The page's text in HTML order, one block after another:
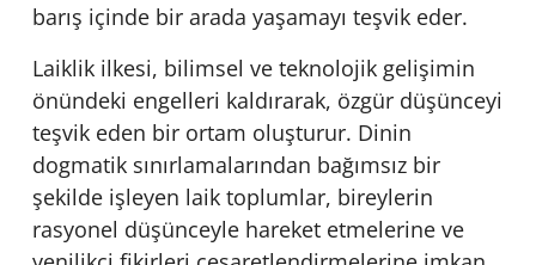
barış içinde bir arada yaşamayı teşvik eder.
Laiklik ilkesi, bilimsel ve teknolojik gelişimin
önündeki engelleri kaldırarak, özgür düşünceyi
teşvik eden bir ortam oluşturur. Dinin
dogmatik sınırlamalarından bağımsız bir
şekilde işleyen laik toplumlar, bireylerin
rasyonel düşünceyle hareket etmelerine ve